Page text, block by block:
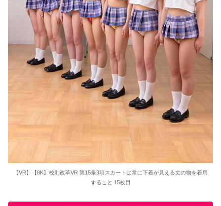
【VR】【8K】校則改革VR 第15条3項スカートは常に下着が見える丈の物を着用
すること 15枚目